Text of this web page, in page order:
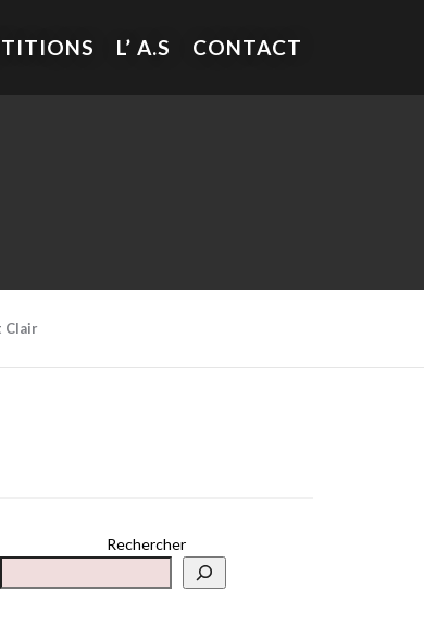
L’ A.S CONTACT
Clair
Rechercher